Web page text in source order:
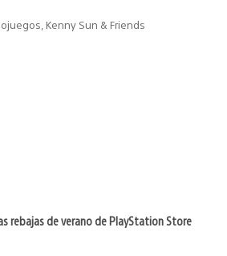
Kenny Sun & Friends
rebajas de verano de PlayStation Store